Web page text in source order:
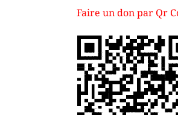
Faire un don par Qr